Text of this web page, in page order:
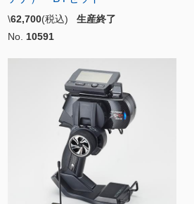
\62,700(税込) 生産終了
No. 10591